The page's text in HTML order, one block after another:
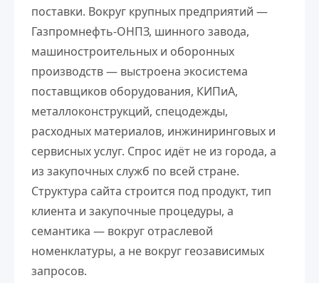
поставки. Вокруг крупных предприятий —
Газпромнефть-ОНПЗ, шинного завода,
машиностроительных и оборонных
производств — выстроена экосистема
поставщиков оборудования, КИПиА,
металлоконструкций, спецодежды,
расходных материалов, инжиниринговых и
сервисных услуг. Спрос идёт не из города, а
из закупочных служб по всей стране.
Структура сайта строится под продукт, тип
клиента и закупочные процедуры, а
семантика — вокруг отраслевой
номенклатуры, а не вокруг геозависимых
запросов.